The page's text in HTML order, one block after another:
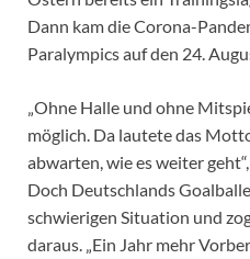
Dann kam die Corona-
Paralympics auf den 24.
„Ohne Halle und ohne
möglich. Da lautete das
abwarten, wie es weiter
Doch Deutschlands
schwierigen Situation und
daraus. „Ein Jahr mehr